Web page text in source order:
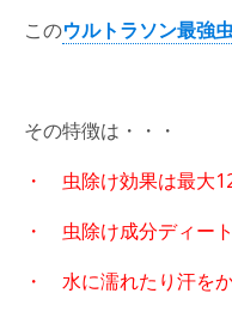
このウルトラソン最強
その特徴は・・・
・ 虫除け効果は最大
・ 虫除け成分ディー
・ 水に濡れたり汗を